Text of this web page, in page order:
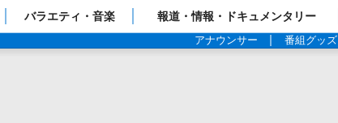
プページ
バラエティ・音楽 報道・情報・ドキュメンタリー
アナウンサー 番組グッズ